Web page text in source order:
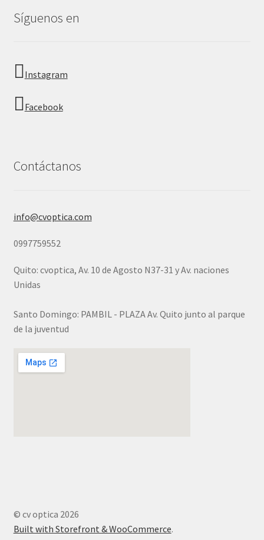
Síguenos en
Instagram
Facebook
Contáctanos
info@cvoptica.com
0997759552
Quito: cvoptica, Av. 10 de Agosto N37-31 y Av. naciones
Unidas
Santo Domingo: PAMBIL - PLAZA Av. Quito junto al parque
de la juventud
© cv optica 2026
Built with Storefront & WooCommerce.